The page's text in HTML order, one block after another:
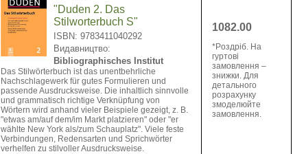
"Duden 2. Das
Stilworterbuch S"
ISBN: 9783411040292
Видавництво:
Bibliographisches Institut
Das Stilwörterbuch ist das unentbehrliche
Nachschlagewerk für gutes Formulieren und
passende Ausdrucksweise. Die inhaltlich sinnvolle
und grammatisch richtige Verknüpfung von
Wörtern wird anhand vieler Beispiele gezeigt, z. B.
"etwas am/auf dem/im Markt platzieren" oder "er
wählte New York als/zum Schauplatz". Viele feste
Verbindungen, Redensarten und Sprichwörter
verhelfen zu stilvoller Ausdrucksweise.
1082.00
*Pоздріб. На
гуртові
замовлення –
знижки. Для
детального
розрахунку
змоделюйте
замовлення.